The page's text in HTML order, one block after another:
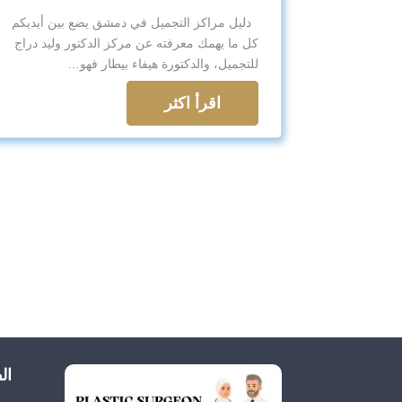
دليل مراكز التجميل في دمشق يضع بين أيديكم
كل ما يهمك معرفته عن مركز الدكتور وليد دراج
للتجميل، والدكتورة هيفاء بيطار فهو…
اقرأ اكثر